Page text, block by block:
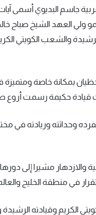
جاسم البديوي أسمى
ولي العهد الشيخ صباح
بمكانة خاصة
قيادة حكيمة رسمت أروع
وحداثته وريادته في
والازدهار مشيرا إلى
في منطقة الخليج
الكريم وقيادته